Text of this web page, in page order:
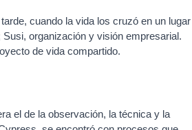
cuando la vida los cruzó en un lugar
organización y visión empresarial.
de vida compartido.
el de la observación, la técnica y la